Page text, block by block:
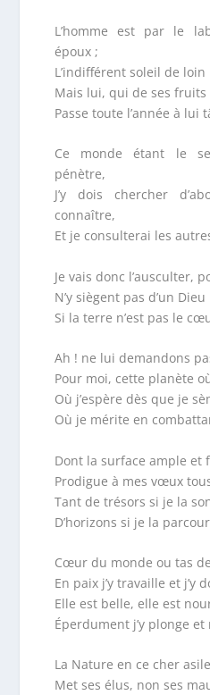
L’homme est par le
époux ;
L’indifférent soleil de
Mais lui, qui de ses
Passe toute l’année à lui
Ce monde étant le
pénètre,
J’y dois chercher
connaître,
Et je consulterai les
Je vais donc l’ausculter,
N’y siègent pas d’un
Si la terre n’est pas le
Ah ! ne lui demandons
Pour moi, cette planète
Où j’espère dès que je
Où je mérite en
Dont la surface ample et
Prodigue à mes vœux
Tant de trésors si je la
D’horizons si je la
Cœur du monde ou tas
En paix j’y travaille et j’y
Elle est belle, elle est
Éperdument j’y plonge et
La Nature en ce cher asile
Met ses élus, non ses